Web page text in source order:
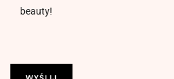
beauty!